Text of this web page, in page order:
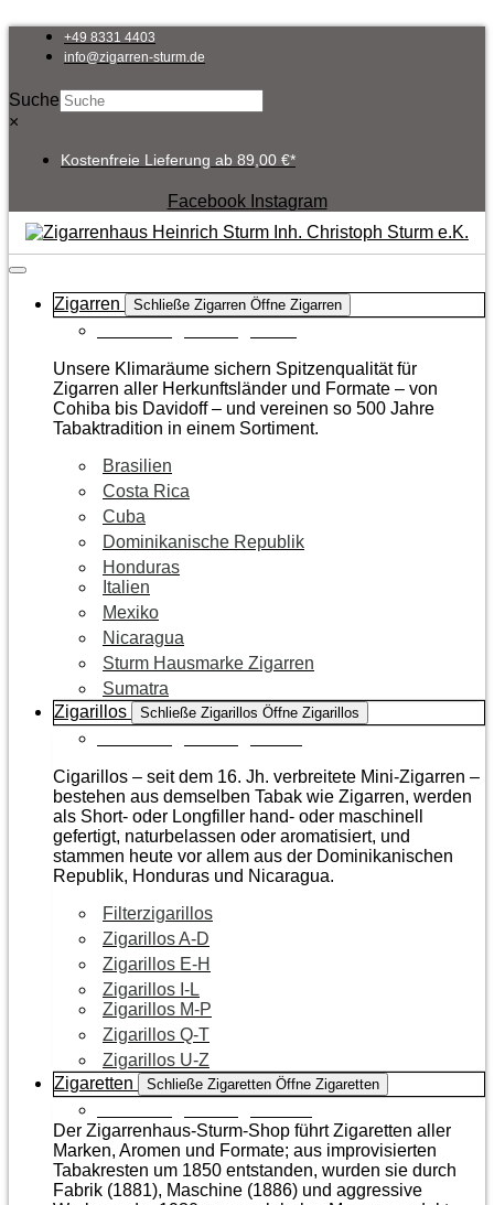
Inhalt
springen
+49 8331 4403
info@zigarren-sturm.de
Suche
×
Kostenfreie Lieferung ab 89,00 €*
Facebook Instagram
Zigarren Schließe Zigarren Öffne Zigarren
Unsere Klimaräume sichern Spitzenqualität für
Zigarren aller Herkunftsländer und Formate – von
Cohiba bis Davidoff – und vereinen so 500 Jahre
Tabaktradition in einem Sortiment.
Brasilien
Costa Rica
Cuba
Dominikanische Republik
Honduras
Italien
Mexiko
Nicaragua
Sturm Hausmarke Zigarren
Sumatra
Zigarillos
Schließe Zigarillos Öffne Zigarillos
Cigarillos – seit dem 16. Jh. verbreitete Mini-Zigarren –
bestehen aus demselben Tabak wie Zigarren, werden
als Short- oder Longfiller hand- oder maschinell
gefertigt, naturbelassen oder aromatisiert, und
stammen heute vor allem aus der Dominikanischen
Republik, Honduras und Nicaragua.
Filterzigarillos
Zigarillos A-D
Zigarillos E-H
Zigarillos I-L
Zigarillos M-P
Zigarillos Q-T
Zigarillos U-Z
Zigaretten
Schließe Zigaretten Öffne Zigaretten
Der Zigarrenhaus-Sturm-Shop führt Zigaretten aller
Marken, Aromen und Formate; aus improvisierten
Tabakresten um 1850 entstanden, wurden sie durch
Fabrik (1881), Maschine (1886) und aggressive